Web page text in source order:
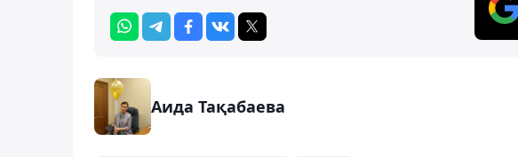
Аида Тақабаева